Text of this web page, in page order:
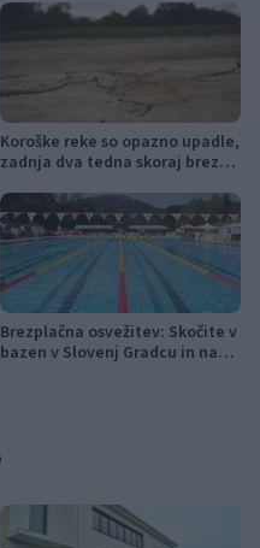
Koroške reke so opazno upadle,
zadnja dva tedna skoraj brez
Brezplačna osvežitev: Skočite v
bazen v Slovenj Gradcu in na